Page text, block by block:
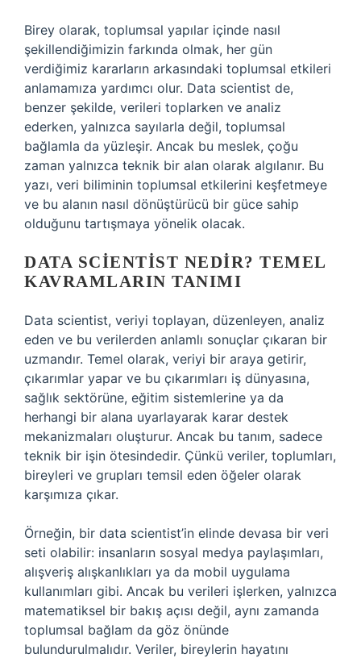
Birey olarak, toplumsal yapılar içinde nasıl
şekillendiğimizin farkında olmak, her gün
verdiğimiz kararların arkasındaki toplumsal etkileri
anlamamıza yardımcı olur. Data scientist de,
benzer şekilde, verileri toplarken ve analiz
ederken, yalnızca sayılarla değil, toplumsal
bağlamla da yüzleşir. Ancak bu meslek, çoğu
zaman yalnızca teknik bir alan olarak algılanır. Bu
yazı, veri biliminin toplumsal etkilerini keşfetmeye
ve bu alanın nasıl dönüştürücü bir güce sahip
olduğunu tartışmaya yönelik olacak.
DATA SCIENTIST NEDIR? TEMEL
KAVRAMLARIN TANIMI
Data scientist, veriyi toplayan, düzenleyen, analiz
eden ve bu verilerden anlamlı sonuçlar çıkaran bir
uzmandır. Temel olarak, veriyi bir araya getirir,
çıkarımlar yapar ve bu çıkarımları iş dünyasına,
sağlık sektörüne, eğitim sistemlerine ya da
herhangi bir alana uyarlayarak karar destek
mekanizmaları oluşturur. Ancak bu tanım, sadece
teknik bir işin ötesindedir. Çünkü veriler, toplumları,
bireyleri ve grupları temsil eden öğeler olarak
karşımıza çıkar.
Örneğin, bir data scientist’in elinde devasa bir veri
seti olabilir: insanların sosyal medya paylaşımları,
alışveriş alışkanlıkları ya da mobil uygulama
kullanımları gibi. Ancak bu verileri işlerken, yalnızca
matematiksel bir bakış açısı değil, aynı zamanda
toplumsal bağlam da göz önünde
bulundurulmalıdır. Veriler, bireylerin hayatını